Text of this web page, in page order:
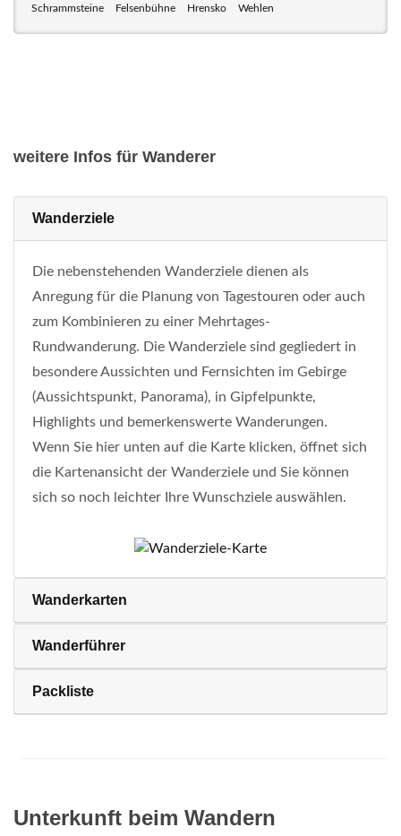
Schrammsteine Felsenbühne Hrensko Wehlen
weitere Infos für Wanderer
Wanderziele
Die nebenstehenden Wanderziele dienen als
Anregung für die Planung von Tagestouren oder auch
zum Kombinieren zu einer Mehrtages-
Rundwanderung. Die Wanderziele sind gegliedert in
besondere Aussichten und Fernsichten im Gebirge
(Aussichtspunkt, Panorama), in Gipfelpunkte,
Highlights und bemerkenswerte Wanderungen.
Wenn Sie hier unten auf die Karte klicken, öffnet sich
die Kartenansicht der Wanderziele und Sie können
sich so noch leichter Ihre Wunschziele auswählen.
Wanderkarten
Wanderführer
Packliste
Unterkunft beim Wandern